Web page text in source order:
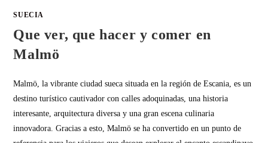
SUECIA
Que ver, que hacer y comer en
Malmö
Malmö, la vibrante ciudad sueca situada en la región de Escania, es un
destino turístico cautivador con calles adoquinadas, una historia
interesante, arquitectura diversa y una gran escena culinaria
innovadora. Gracias a esto, Malmö se ha convertido en un punto de